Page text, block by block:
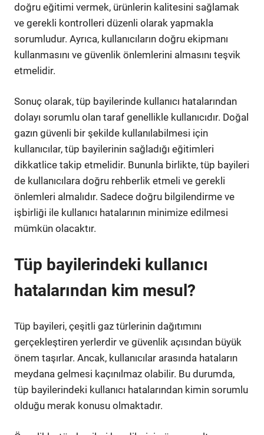
doğru eğitimi vermek, ürünlerin kalitesini sağlamak
ve gerekli kontrolleri düzenli olarak yapmakla
sorumludur. Ayrıca, kullanıcıların doğru ekipmanı
kullanmasını ve güvenlik önlemlerini almasını teşvik
etmelidir.
Sonuç olarak, tüp bayilerinde kullanıcı hatalarından
dolayı sorumlu olan taraf genellikle kullanıcıdır. Doğal
gazın güvenli bir şekilde kullanılabilmesi için
kullanıcılar, tüp bayilerinin sağladığı eğitimleri
dikkatlice takip etmelidir. Bununla birlikte, tüp bayileri
de kullanıcılara doğru rehberlik etmeli ve gerekli
önlemleri almalıdır. Sadece doğru bilgilendirme ve
işbirliği ile kullanıcı hatalarının minimize edilmesi
mümkün olacaktır.
Tüp bayilerindeki kullanıcı
hatalarından kim mesul?
Tüp bayileri, çeşitli gaz türlerinin dağıtımını
gerçekleştiren yerlerdir ve güvenlik açısından büyük
önem taşırlar. Ancak, kullanıcılar arasında hataların
meydana gelmesi kaçınılmaz olabilir. Bu durumda,
tüp bayilerindeki kullanıcı hatalarından kimin sorumlu
olduğu merak konusu olmaktadır.